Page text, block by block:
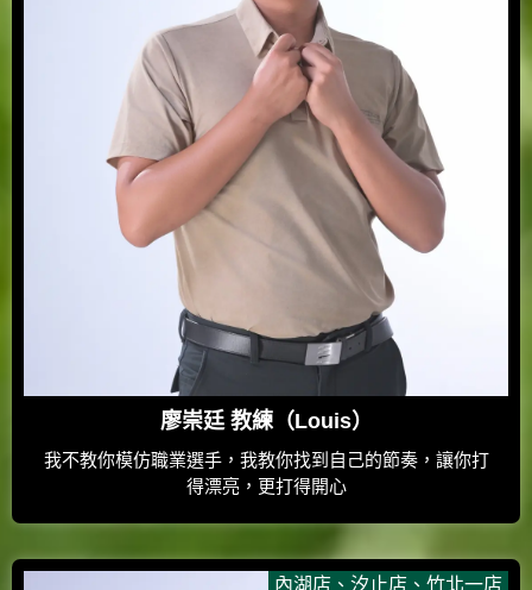
廖崇廷 教練（Louis）
我不教你模仿職業選手，我教你找到自己的節奏，讓你打
得漂亮，更打得開心
內湖店 、 汐止店 、 竹北一店